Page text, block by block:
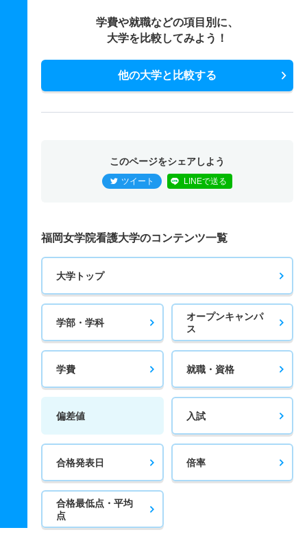
学費や就職などの項目別に、
大学を比較してみよう！
他の大学と比較する
このページをシェアしよう
ツイート LINEで送る
福岡女学院看護大学のコンテンツ一覧
大学トップ
学部・学科
オープンキャンパ
ス
学費 就職・資格
偏差値 入試
合格発表日 倍率
合格最低点・平均
点